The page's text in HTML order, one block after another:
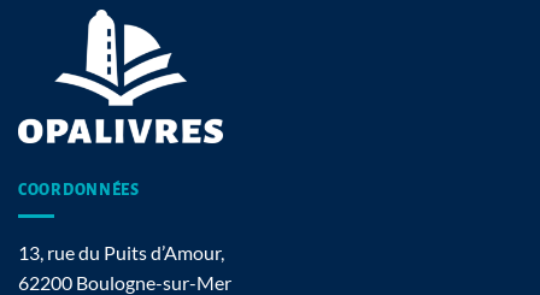
COORDONNÉES
13, rue du Puits d’Amour,
62200 Boulogne-sur-Mer